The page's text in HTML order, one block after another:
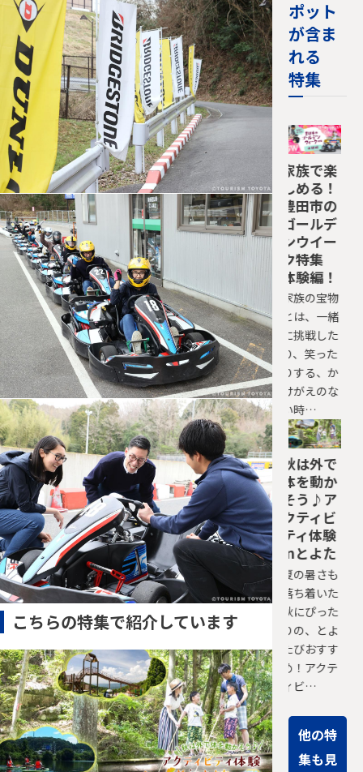
こちらの特集で紹介しています
ポット
が含ま
れる
特集
家族で楽
しめる！
豊田市の
ゴールデ
ンウイー
ク特集
家族の宝物
とは、一緒
に挑戦した
り、笑った
りする、か
けがえのな
い時…
秋は外で
体を動か
そう♪ア
クティビ
ティ体験
inとよた
夏の暑さも
落ち着いた
秋にぴった
りの、とよ
たびおすす
め！アクテ
ィビ…
他の特
集も見